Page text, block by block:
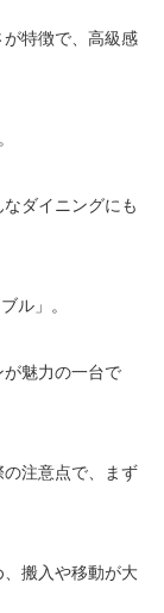
特徴で、高級感
ダイニングにも
ル」。
魅力の一台で
注意点で、まず
搬入や移動が大